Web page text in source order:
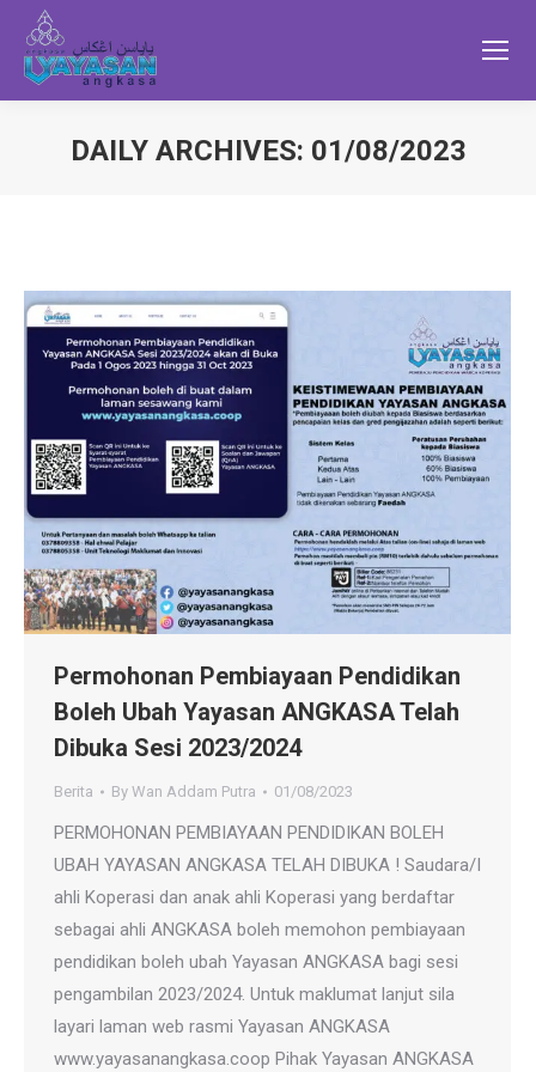
DAILY ARCHIVES: 01/08/2023
Permohonan Pembiayaan Pendidikan
Boleh Ubah Yayasan ANGKASA Telah
Dibuka Sesi 2023/2024
Berita By Wan Addam Putra 01/08/2023
PERMOHONAN PEMBIAYAAN PENDIDIKAN BOLEH
UBAH YAYASAN ANGKASA TELAH DIBUKA ! Saudara/I
ahli Koperasi dan anak ahli Koperasi yang berdaftar
sebagai ahli ANGKASA boleh memohon pembiayaan
pendidikan boleh ubah Yayasan ANGKASA bagi sesi
pengambilan 2023/2024. Untuk maklumat lanjut sila
layari laman web rasmi Yayasan ANGKASA
www.yayasanangkasa.coop Pihak Yayasan ANGKASA